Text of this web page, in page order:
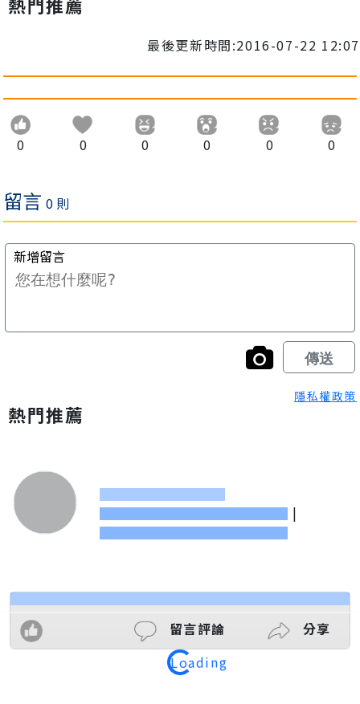
熱門推薦
最後更新時間:2016-07-22 12:07
0 0 0 0 0 0
隱私權政策
熱門推薦
|
留言評論 分享
Loading